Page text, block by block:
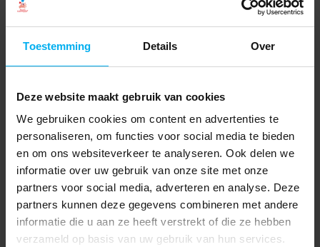
Toestemming Details Over
Deze website maakt gebruik van cookies
We gebruiken cookies om content en advertenties te
personaliseren, om functies voor social media te bieden
en om ons websiteverkeer te analyseren. Ook delen we
informatie over uw gebruik van onze site met onze
partners voor social media, adverteren en analyse. Deze
partners kunnen deze gegevens combineren met andere
informatie die u aan ze heeft verstrekt of die ze hebben
verzameld op basis van uw gebruik van hun services.